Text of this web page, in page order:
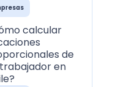
calcular
de
en